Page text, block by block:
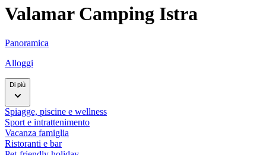
Valamar Camping Istra
Panoramica
Alloggi
Di più
Spiagge, piscine e wellness
Sport e intrattenimento
Vacanza famiglia
Ristoranti e bar